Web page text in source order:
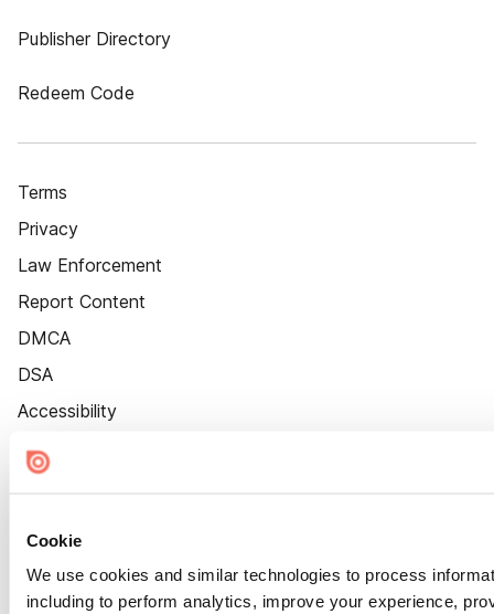
Cookie
We use cookies and similar technologies to process
including to perform analytics, improve your experience,
Publisher Directory
Redeem Code
Terms
Privacy
Law Enforcement
Report Content
DMCA
DSA
Accessibility
Cookie Settings